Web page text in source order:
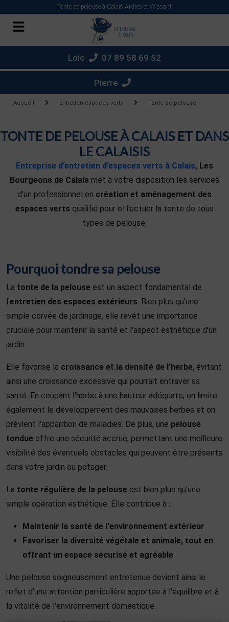
Tonte de pelouse à Calais Ardres et Wissant
Loïc 07 89 58 69 52
Pierre
Accueil Entretien espaces verts Tonte de pelouse
TONTE DE PELOUSE À CALAIS ET DANS
LE CALAISIS
Entreprise d’entretien d’espaces verts à Calais, Les
Bourgeons de Calais met à votre disposition les services
d'un professionnel en création et aménagement des
espaces verts qualifié pour effectuer la tonte de tous
types de pelouse.
Pourquoi tondre sa pelouse
La tonte de la pelouse est un aspect fondamental de
l'entretien des espaces extérieurs . Bien plus qu'une
simple corvée de jardinage, elle revêt une importance
cruciale pour maintenir la santé et l'aspect esthétique d'un
jardin.
Elle favorise la croissance et la densité de l'herbe, évitant
ainsi une croissance excessive qui pourrait entraver sa
santé. En coupant l'herbe à une hauteur adéquate, on limite
également le développement des mauvaises herbes et on
prévient l'apparition de maladies. De plus, une pelouse
tondue offre une sécurité accrue, permettant une meilleure
visibilité des éventuels obstacles qui peuvent être présents
dans votre jardin ou potager.
La tonte régulière de la pelouse est bien plus qu'une
simple opération esthétique. Elle contribue à :
Maintenir la santé de l'environnement extérieur
Favoriser la diversité végétale et animale, tout en
offrant un espace sécurisé et agréable
Une pelouse soigneusement entretenue devient ainsi le
reflet d'une attention particulière apportée à l'équilibre et à
la vitalité de l'environnement domestique.
Panneau de gestion des cookies